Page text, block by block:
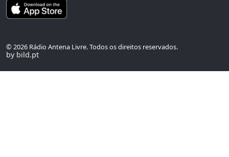
© 2026 Rádio Antena Livre. Todos os direitos reservados.
by bild.pt